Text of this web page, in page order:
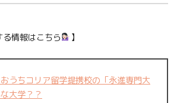
る情報はこちら 】
おうちコリア留学提携校の「永進専門大
大学？？